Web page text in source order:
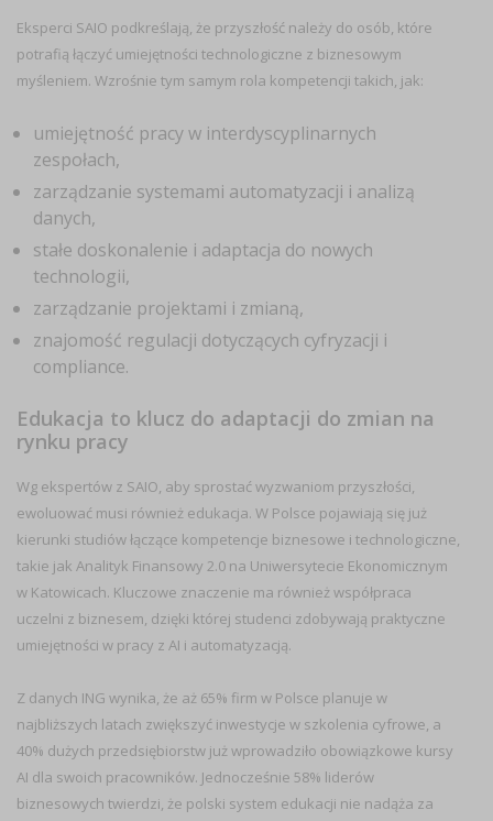
Eksperci SAIO podkreślają, że przyszłość należy do osób, które
potrafią łączyć umiejętności technologiczne z biznesowym
myśleniem. Wzrośnie tym samym rola kompetencji takich, jak:
umiejętność pracy w interdyscyplinarnych
zespołach,
zarządzanie systemami automatyzacji i analizą
danych,
stałe doskonalenie i adaptacja do nowych
technologii,
zarządzanie projektami i zmianą,
znajomość regulacji dotyczących cyfryzacji i
compliance.
Edukacja to klucz do adaptacji do zmian na
rynku pracy
Wg ekspertów z SAIO, aby sprostać wyzwaniom przyszłości,
ewoluować musi również edukacja. W Polsce pojawiają się już
kierunki studiów łączące kompetencje biznesowe i technologiczne,
takie jak Analityk Finansowy 2.0 na Uniwersytecie Ekonomicznym
w Katowicach. Kluczowe znaczenie ma również współpraca
uczelni z biznesem, dzięki której studenci zdobywają praktyczne
umiejętności w pracy z AI i automatyzacją.
Z danych ING wynika, że aż 65% firm w Polsce planuje w
najbliższych latach zwiększyć inwestycje w szkolenia cyfrowe, a
40% dużych przedsiębiorstw już wprowadziło obowiązkowe kursy
AI dla swoich pracowników. Jednocześnie 58% liderów
biznesowych twierdzi, że polski system edukacji nie nadąża za